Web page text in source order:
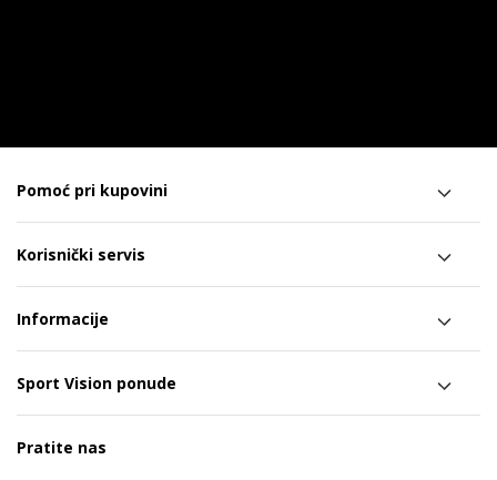
Pomoć pri kupovini
Korisnički servis
Informacije
Sport Vision ponude
Pratite nas